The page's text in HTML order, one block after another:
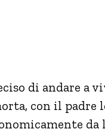
di andare a
con il padre